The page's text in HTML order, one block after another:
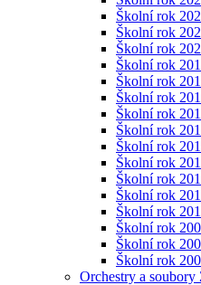
Školní rok
Školní rok
Školní rok
Školní rok
Školní rok
Školní rok
Školní rok
Školní rok
Školní rok
Školní rok
Školní rok
Školní rok
Školní rok
Školní rok
Školní rok
Školní rok
Orchestry a